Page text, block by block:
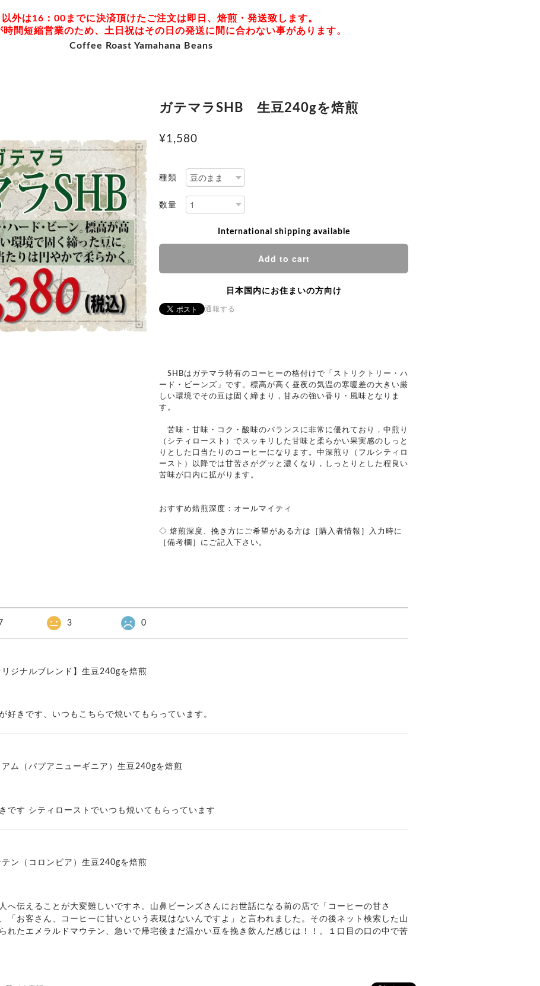
外は16：00までに決済頂けたご注文は即日、焙煎・発送致します。
間短縮営業のため、土日祝はその日の発送に間に合わない事があります。
Coffee Roast Yamahana Beans
ガテマラSHB 生豆240gを焙煎
¥1,580
種類
数量
International shipping available
Add to cart
日本国内にお住まいの方向け
通報する
SHBはガテマラ特有のコーヒーの格付けで「ストリクトリー・ハ
ード・ビーンズ」です。標高が高く昼夜の気温の寒暖差の大きい厳
しい環境でその豆は固く締まり，甘みの強い香り・風味となりま
す。
苦味・甘味・コク・酸味のバランスに非常に優れており，中煎り
（シティロースト）でスッキリした甘味と柔らかい果実感のしっと
りとした口当たりのコーヒーになります。中深煎り（フルシティロ
ースト）以降では甘苦さがグッと濃くなり，しっとりとした程良い
苦味が口内に拡がります。
おすすめ焙煎深度：オールマイティ
◇ 焙煎深度、挽き方にご希望がある方は［購入者情報］入力時に
［備考欄］にご記入下さい。
3 0
ジナルブレンド】生豆240gを焙煎
好きです、いつもこちらで焼いてもらっています。
ム（パプアニューギニア）生豆240gを焙煎
です シティローストでいつも焼いてもらっています
ン（コロンビア）生豆240gを焙煎
へ伝えることが大変難しいですネ。山鼻ビーンズさんにお世話になる前の店で「コーヒーの甘さ
「お客さん、コーヒーに甘いという表現はないんですよ」と言われました。その後ネット検索した山
れたエメラルドマウテン、急いで帰宅後まだ温かい豆を挽き飲んだ感じは！！。１口目の口の中で苦